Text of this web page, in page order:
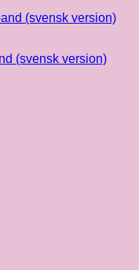
(svensk version)